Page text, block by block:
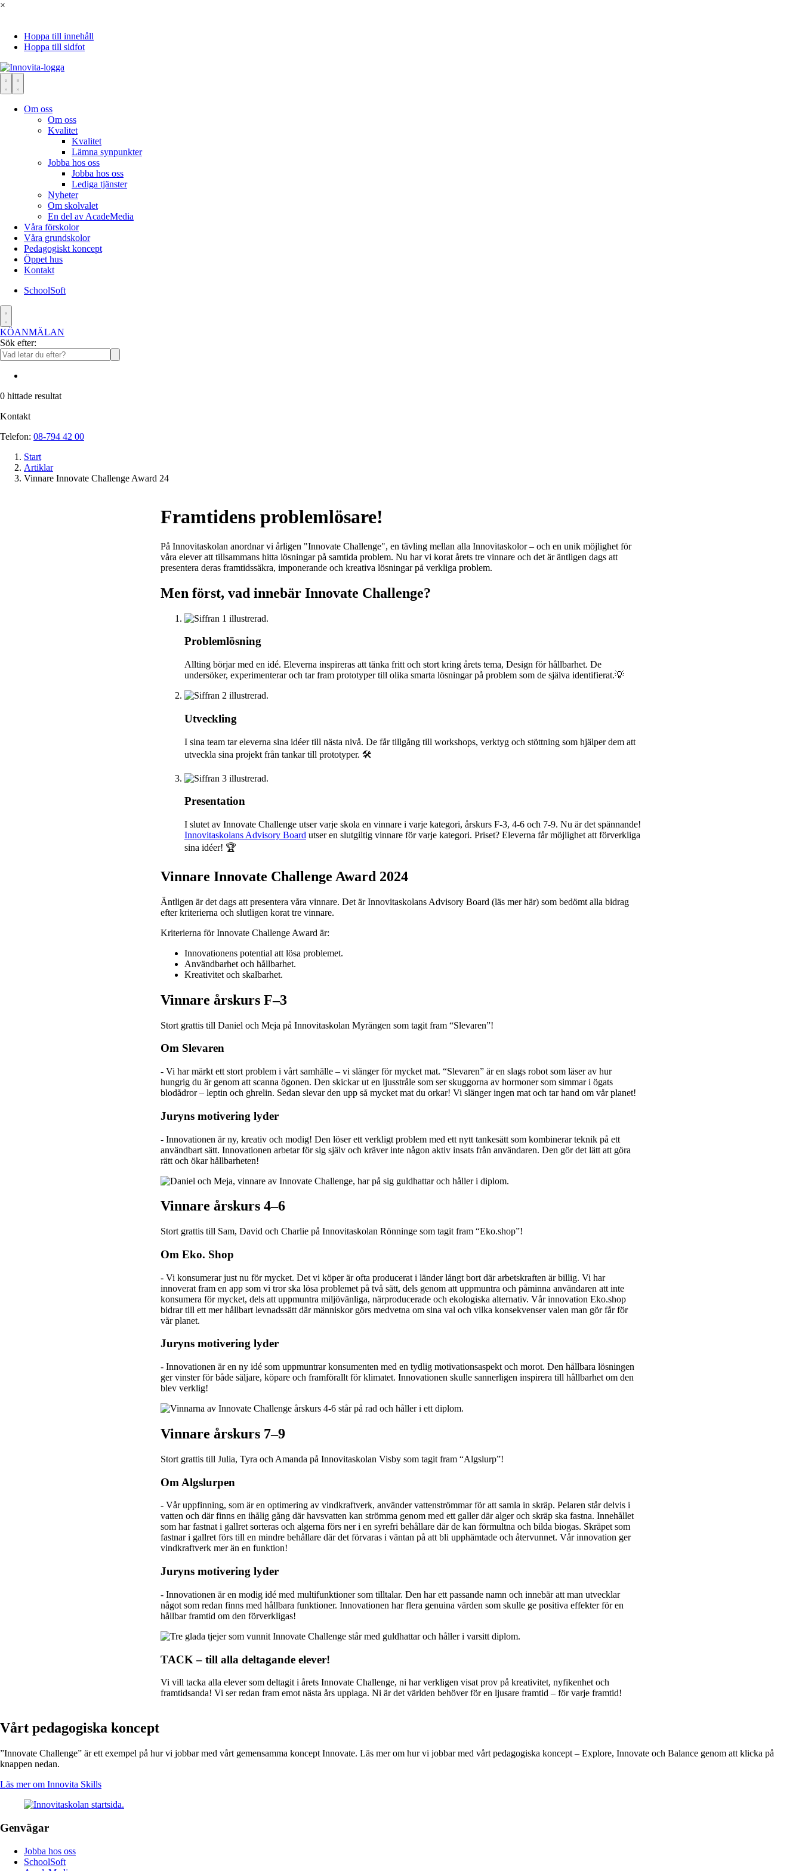
×
Hoppa till innehåll
Hoppa till sidfot
Om oss
Om oss
Kvalitet
Kvalitet
Lämna synpunkter
Jobba hos oss
Jobba hos oss
Lediga tjänster
Nyheter
Om skolvalet
En del av AcadeMedia
Våra förskolor
Våra grundskolor
Pedagogiskt koncept
Öppet hus
Kontakt
SchoolSoft
KÖANMÄLAN
Sök efter:
0 hittade resultat
Kontakt
Telefon: 08-794 42 00
Start
Artiklar
Vinnare Innovate Challenge Award 24
Framtidens problemlösare!
På Innovitaskolan anordnar vi årligen "Innovate Challenge", en tävling mellan alla Innovitaskolor – och en unik möjlighet för
våra elever att tillsammans hitta lösningar på samtida problem. Nu har vi korat årets tre vinnare och det är äntligen dags att
presentera deras framtidssäkra, imponerande och kreativa lösningar på verkliga problem.
Men först, vad innebär Innovate Challenge?
Problemlösning
Allting börjar med en idé. Eleverna inspireras att tänka fritt och stort kring årets tema, Design för hållbarhet. De
undersöker, experimenterar och tar fram prototyper till olika smarta lösningar på problem som de själva identifierat.💡
Utveckling
I sina team tar eleverna sina idéer till nästa nivå. De får tillgång till workshops, verktyg och stöttning som hjälper dem att
utveckla sina projekt från tankar till prototyper. 🛠️
Presentation
I slutet av Innovate Challenge utser varje skola en vinnare i varje kategori, årskurs F-3, 4-6 och 7-9. Nu är det spännande!
Innovitaskolans Advisory Board utser en slutgiltig vinnare för varje kategori. Priset? Eleverna får möjlighet att förverkliga
sina idéer! 🏆
Vinnare Innovate Challenge Award 2024
Äntligen är det dags att presentera våra vinnare. Det är Innovitaskolans Advisory Board (läs mer här) som bedömt alla bidrag
efter kriterierna och slutligen korat tre vinnare.
Kriterierna för Innovate Challenge Award är:
Innovationens potential att lösa problemet.
Användbarhet och hållbarhet.
Kreativitet och skalbarhet.
Vinnare årskurs F–3
Stort grattis till Daniel och Meja på Innovitaskolan Myrängen som tagit fram “Slevaren”!
Om Slevaren
- Vi har märkt ett stort problem i vårt samhälle – vi slänger för mycket mat. “Slevaren” är en slags robot som läser av hur
hungrig du är genom att scanna ögonen. Den skickar ut en ljusstråle som ser skuggorna av hormoner som simmar i ögats
blodådror – leptin och ghrelin. Sedan slevar den upp så mycket mat du orkar! Vi slänger ingen mat och tar hand om vår planet!
Juryns motivering lyder
- Innovationen är ny, kreativ och modig! Den löser ett verkligt problem med ett nytt tankesätt som kombinerar teknik på ett
användbart sätt. Innovationen arbetar för sig själv och kräver inte någon aktiv insats från användaren. Den gör det lätt att göra
rätt och ökar hållbarheten!
Vinnare årskurs 4–6
Stort grattis till Sam, David och Charlie på Innovitaskolan Rönninge som tagit fram “Eko.shop”!
Om Eko. Shop
- Vi konsumerar just nu för mycket. Det vi köper är ofta producerat i länder långt bort där arbetskraften är billig. Vi har
innoverat fram en app som vi tror ska lösa problemet på två sätt, dels genom att uppmuntra och påminna användaren att inte
konsumera för mycket, dels att uppmuntra miljövänliga, närproducerade och ekologiska alternativ. Vår innovation Eko.shop
bidrar till ett mer hållbart levnadssätt där människor görs medvetna om sina val och vilka konsekvenser valen man gör får för
vår planet.
Juryns motivering lyder
- Innovationen är en ny idé som uppmuntrar konsumenten med en tydlig motivationsaspekt och morot. Den hållbara lösningen
ger vinster för både säljare, köpare och framförallt för klimatet. Innovationen skulle sannerligen inspirera till hållbarhet om den
blev verklig!
Vinnare årskurs 7–9
Stort grattis till Julia, Tyra och Amanda på Innovitaskolan Visby som tagit fram “Algslurp”!
Om Algslurpen
- Vår uppfinning, som är en optimering av vindkraftverk, använder vattenströmmar för att samla in skräp. Pelaren står delvis i
vatten och där finns en ihålig gång där havsvatten kan strömma genom med ett galler där alger och skräp ska fastna. Innehållet
som har fastnat i gallret sorteras och algerna förs ner i en syrefri behållare där de kan förmultna och bilda biogas. Skräpet som
fastnar i gallret förs till en mindre behållare där det förvaras i väntan på att bli upphämtade och återvunnet. Vår innovation ger
vindkraftverk mer än en funktion!
Juryns motivering lyder
- Innovationen är en modig idé med multifunktioner som tilltalar. Den har ett passande namn och innebär att man utvecklar
något som redan finns med hållbara funktioner. Innovationen har flera genuina värden som skulle ge positiva effekter för en
hållbar framtid om den förverkligas!
TACK – till alla deltagande elever!
Vi vill tacka alla elever som deltagit i årets Innovate Challenge, ni har verkligen visat prov på kreativitet, nyfikenhet och
framtidsanda! Vi ser redan fram emot nästa års upplaga. Ni är det världen behöver för en ljusare framtid – för varje framtid!
Vårt pedagogiska koncept
”Innovate Challenge” är ett exempel på hur vi jobbar med vårt gemensamma koncept Innovate. Läs mer om hur vi jobbar med vårt pedagogiska koncept – Explore, Innovate och Balance genom att klicka på
knappen nedan.
Läs mer om Innovita Skills
Genvägar
Jobba hos oss
SchoolSoft